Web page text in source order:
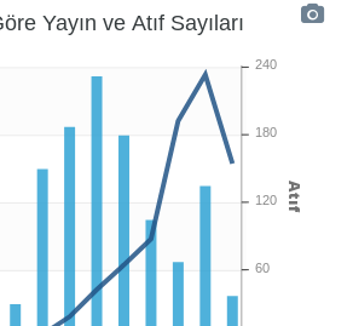
Yayın ve Atıf Sayıları
240
180
120
60
Atıf